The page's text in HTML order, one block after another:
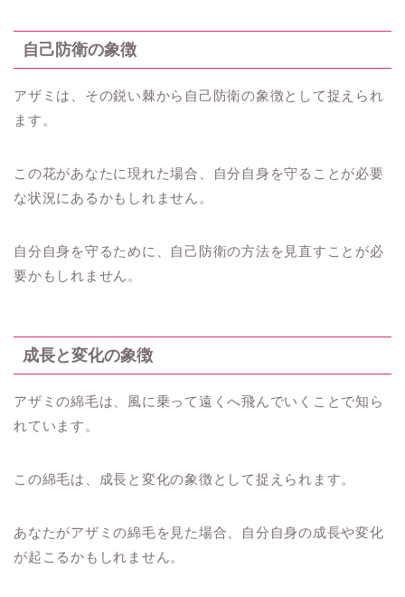
自己防衛の象徴
アザミは、その鋭い棘から自己防衛の象徴として捉えられ
ます。
この花があなたに現れた場合、自分自身を守ることが必要
な状況にあるかもしれません。
自分自身を守るために、自己防衛の方法を見直すことが必
要かもしれません。
成長と変化の象徴
アザミの綿毛は、風に乗って遠くへ飛んでいくことで知ら
れています。
この綿毛は、成長と変化の象徴として捉えられます。
あなたがアザミの綿毛を見た場合、自分自身の成長や変化
が起こるかもしれません。